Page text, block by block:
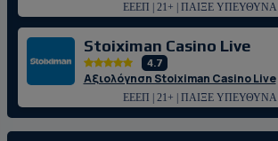
ΕΕΕΠ | 21+ | ΠΑΙΞΕ ΥΠΕΥΘΥΝΑ
Stoiximan Casino Live
4.7
Αξιολόγηση Stoiximan Casino Live
ΕΕΕΠ | 21+ | ΠΑΙΞΕ ΥΠΕΥΘΥΝΑ